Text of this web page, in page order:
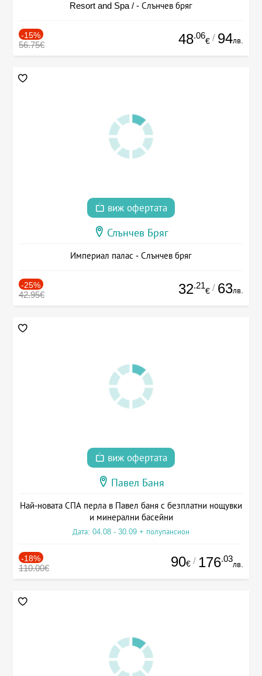
Resort and Spa / - Слънчев бряг
-15%
56.75€ 48.06
€ / 94лв.
виж офертата
Слънчев Бряг
Империал палас - Слънчев бряг
-25%
42.95€ 32.21
€ / 63лв.
виж офертата
Павел Баня
Най-новата СПА перла в Павел баня с безплатни нощувки
и минерални басейни
Дата: 04.08 - 30.09 + полупансион
-18%
110.00€ 90€ / 176.03
лв.